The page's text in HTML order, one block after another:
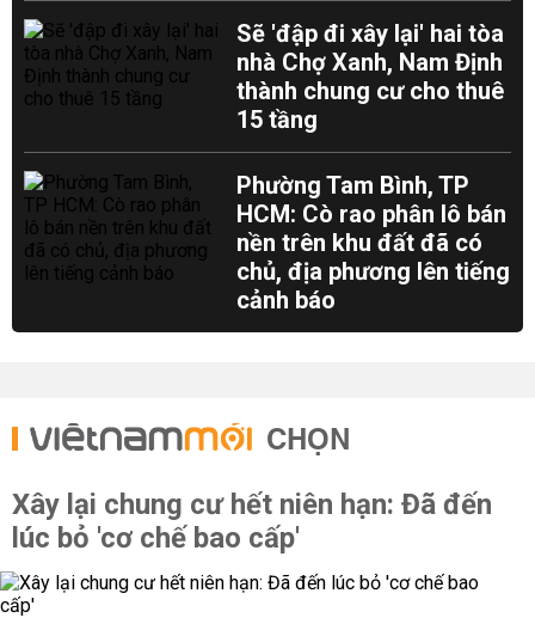
Sẽ 'đập đi xây lại' hai tòa
nhà Chợ Xanh, Nam Định
thành chung cư cho thuê
15 tầng
Phường Tam Bình, TP
HCM: Cò rao phân lô bán
nền trên khu đất đã có
chủ, địa phương lên tiếng
cảnh báo
CHỌN
Xây lại chung cư hết niên hạn: Đã đến
lúc bỏ 'cơ chế bao cấp'